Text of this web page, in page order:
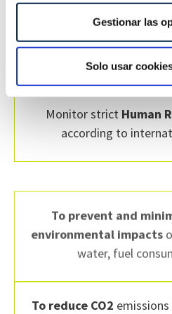
sección de datos. Puede
consentimiento en cualquier
de cookies.
Las cookies de este sitio web
sociales y analizar el tráfico.
información sobre el uso que
nuestros partners de redes
partir del uso que haya hecho
Gestionar las
Solo usar
and healthy spaces,
management systems in
accidents
Monitor strict Human
according to
environmental impacts
water, fuel
To reduce CO2